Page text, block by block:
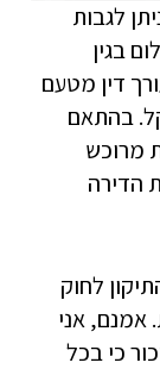
לגבות
בגין
דין מטעם
מוגבל לסך של 5,114 שקל. בהתאם
מרוכש
הדירה
לחוק
אמנם, אני
כי בכל